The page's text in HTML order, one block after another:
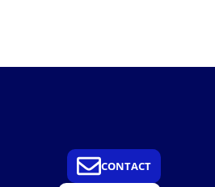
CONTACT